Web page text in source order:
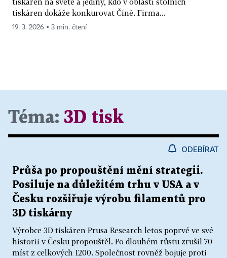
tiskáren dokáže konkurovat Číně. Firma...
19. 3. 2026 ▪ 3 min. čtení
Téma: 3D tisk
ODEBÍRAT
Průša po propouštění mění strategii.
Posiluje na důležitém trhu v USA a v
Česku rozšiřuje výrobu filamentů pro
3D tiskárny
Výrobce 3D tiskáren Prusa Research letos poprvé ve své
historii v Česku propouštěl. Po dlouhém růstu zrušil 70
míst z celkových 1200. Společnost rovněž bojuje proti